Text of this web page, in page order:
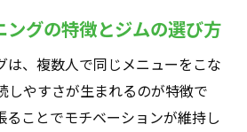
ルジムの特徴と選び方を解説
ムのセミパーソナル活用ポイ
とセミパーソナルの違いとは
ングの特徴とジムの選び方
は、複数人で同じメニューをこな
しやすさが生まれるのが特徴で
ることでモチベーションが維持し